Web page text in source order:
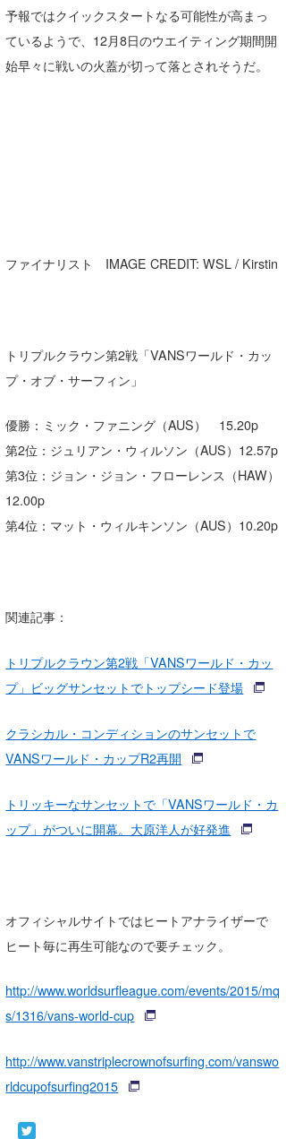
予報ではクイックスタートなる可能性が高まっ
ているようで、12月8日のウエイティング期間開
始早々に戦いの火蓋が切って落とされそうだ。
ファイナリスト IMAGE CREDIT: WSL / Kirstin
トリプルクラウン第2戦「VANSワールド・カッ
プ・オブ・サーフィン」
優勝：ミック・ファニング（AUS） 15.20p
第2位：ジュリアン・ウィルソン（AUS）12.57p
第3位：ジョン・ジョン・フローレンス（HAW）
12.00p
第4位：マット・ウィルキンソン（AUS）10.20p
関連記事：
トリプルクラウン第2戦「VANSワールド・カッ
プ」ビッグサンセットでトップシード登場
クラシカル・コンディションのサンセットで
VANSワールド・カップR2再開
トリッキーなサンセットで「VANSワールド・カ
ップ」がついに開幕。大原洋人が好発進
オフィシャルサイトではヒートアナライザーで
ヒート毎に再生可能なので要チェック。
http://www.worldsurfleague.com/events/2015/mq
s/1316/vans-world-cup
http://www.vanstriplecrownofsurfing.com/vanswo
rldcupofsurfing2015